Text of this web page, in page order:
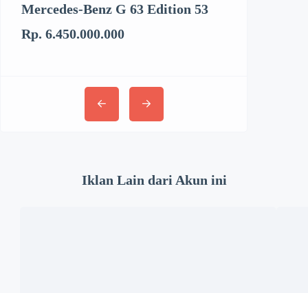
Mercedes-Benz G 63 Edition 53
Rp. 6.450.000.000
Iklan Lain dari Akun ini